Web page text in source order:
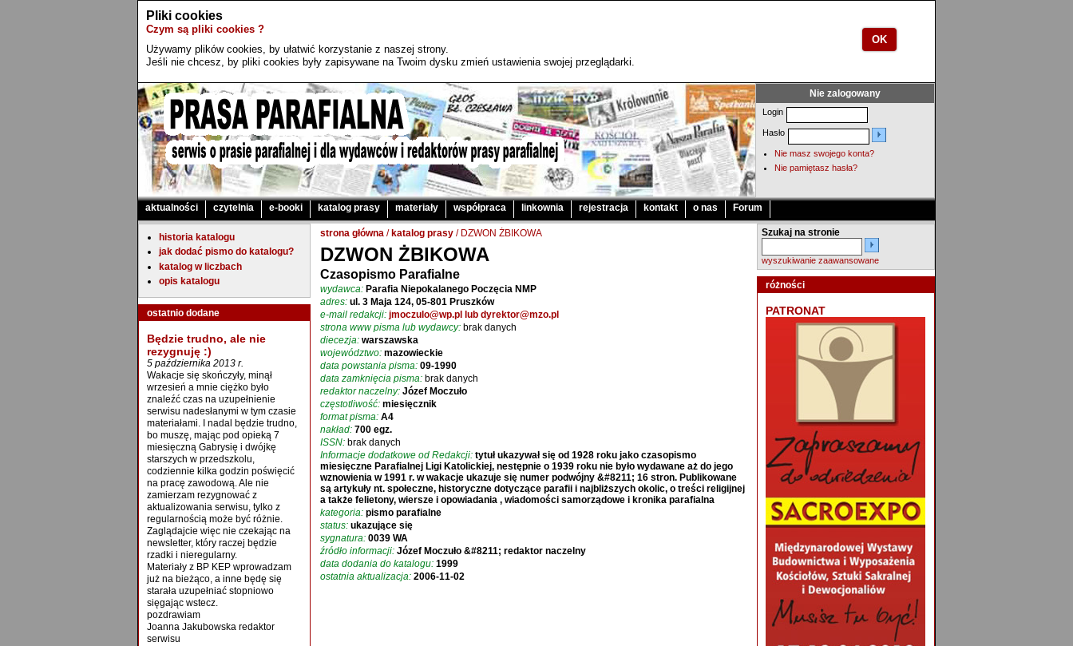
Pliki cookies
Czym są pliki cookies ?
Używamy plików cookies, by ułatwić korzystanie z naszej strony.
Jeśli nie chcesz, by pliki cookies były zapisywane na Twoim dysku zmień ustawienia swojej przeglądarki.
OK
Nie zalogowany
Login
Hasło
Nie masz swojego konta?
Nie pamiętasz hasła?
aktualności czytelnia e-booki katalog prasy materiały współpraca linkownia rejestracja kontakt o nas Forum
historia katalogu
jak dodać pismo do katalogu?
katalog w liczbach
opis katalogu
ostatnio dodane
Będzie trudno, ale nie
rezygnuję :)
5 października 2013 r.
Wakacje się skończyły, minął
wrzesień a mnie ciężko było
znaleźć czas na uzupełnienie
serwisu nadesłanymi w tym czasie
materiałami. I nadal będzie trudno,
bo muszę, mając pod opieką 7
miesięczną Gabrysię i dwójkę
starszych w przedszkolu,
codziennie kilka godzin poświęcić
na pracę zawodową. Ale nie
zamierzam rezygnować z
aktualizowania serwisu, tylko z
regularnością może być różnie.
Zaglądajcie więc nie czekając na
newsletter, który raczej będzie
rzadki i nieregularny.
Materiały z BP KEP wprowadzam
już na bieżąco, a inne będę się
starała uzupełniać stopniowo
sięgając wstecz.
pozdrawiam
Joanna Jakubowska redaktor
serwisu
Szukaj na stronie
wyszukiwanie zaawansowane
różności
PATRONAT
strona główna /katalog prasy / DZWON ŻBIKOWA
DZWON ŻBIKOWA
Czasopismo Parafialne
wydawca: Parafia Niepokalanego Poczęcia NMP
adres: ul. 3 Maja 124, 05-801 Pruszków
e-mail redakcji: jmoczulo@wp.pl lub dyrektor@mzo.pl
strona www pisma lub wydawcy: brak danych
diecezja: warszawska
województwo: mazowieckie
data powstania pisma: 09-1990
data zamknięcia pisma: brak danych
redaktor naczelny: Józef Moczuło
częstotliwość: miesięcznik
format pisma: A4
nakład: 700 egz.
ISSN: brak danych
Informacje dodatkowe od Redakcji: tytuł ukazywał się od 1928 roku jako czasopismo
miesięczne Parafialnej Ligi Katolickiej, nestępnie o 1939 roku nie było wydawane aż do jego
wznowienia w 1991 r. w wakacje ukazuje się numer podwójny &#8211; 16 stron. Publikowane
są artykuły nt. społeczne, historyczne dotyczące parafii i najbliższych okolic, o treści religijnej
a także felietony, wiersze i opowiadania , wiadomości samorządowe i kronika parafialna
kategoria: pismo parafialne
status: ukazujące się
sygnatura: 0039 WA
źródło informacji: Józef Moczuło &#8211; redaktor naczelny
data dodania do katalogu: 1999
ostatnia aktualizacja: 2006-11-02